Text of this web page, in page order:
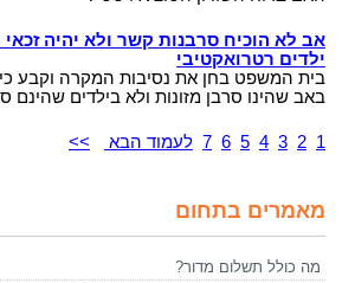
אב לא הוכיח סרבנות קשר ולא יהיה זכאי
ילדים רטרואקטיבי
בית המשפט בחן את נסיבות המקרה וקבע
באב שהינו סרבן מזונות ולא בילדים שהינם
1
2
3
4
5
6
7 לעמוד הבא >>
מאמרים בתחום
מה כולל תשלום מדור?